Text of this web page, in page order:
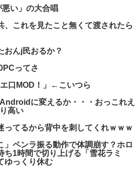
い」の大合唱
、これを見たこと無くて渡されたら
おんj民おるか？
ってさ
口MOD！」←こいつら
に変えるか・・・おっこれえ
高い
ってるから背中を刺してくれｗｗｗ
」ペンラ振る動作で体調崩す？ホロ
ち1時間で切り上げる「雪花ラミ
ゆっくり休む